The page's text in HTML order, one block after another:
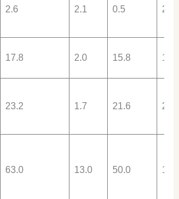
2.6 2.1 0.5 2.0
17.8 2.0 15.8 1.8
23.2 1.7 21.6 2.1
63.0 13.0 50.0